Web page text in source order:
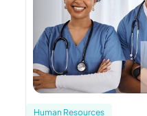
Human Resources